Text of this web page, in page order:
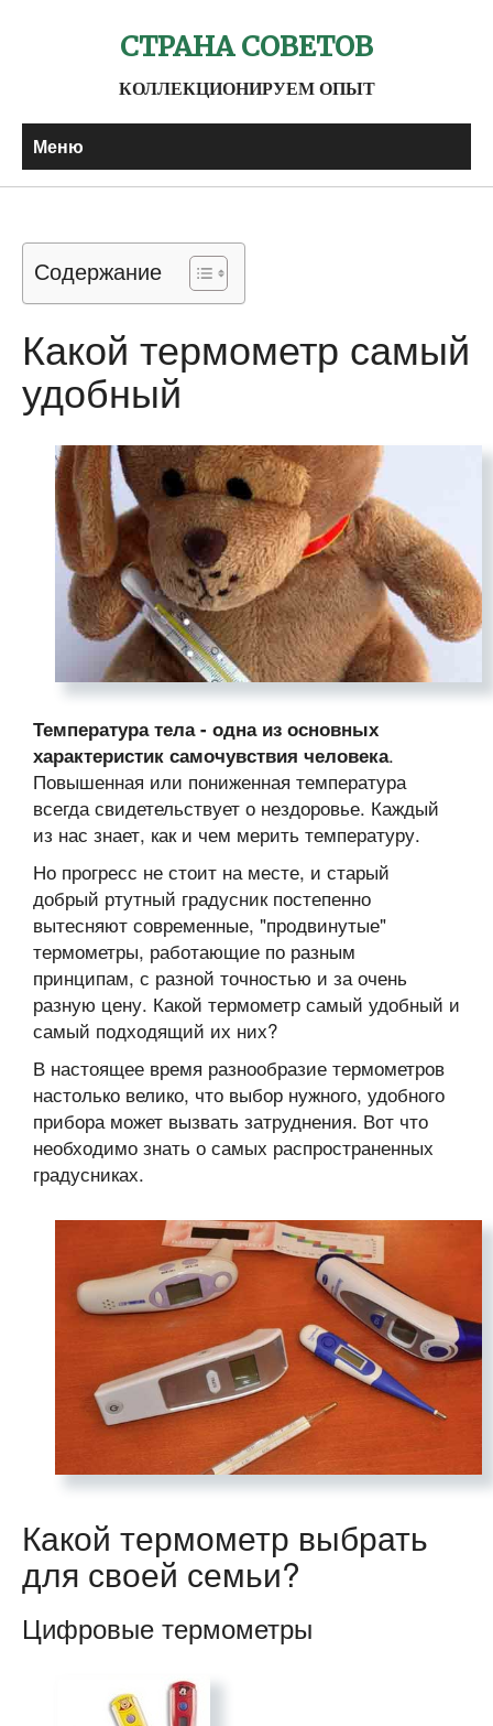
СТРАНА СОВЕТОВ
КОЛЛЕКЦИОНИРУЕМ ОПЫТ
Меню
Содержание
Какой термометр самый
удобный
Температура тела - одна из основных
характеристик самочувствия человека.
Повышенная или пониженная температура
всегда свидетельствует о нездоровье. Каждый
из нас знает, как и чем мерить температуру.
Но прогресс не стоит на месте, и старый
добрый ртутный градусник постепенно
вытесняют современные, "продвинутые"
термометры, работающие по разным
принципам, с разной точностью и за очень
разную цену. Какой термометр самый удобный и
самый подходящий их них?
В настоящее время разнообразие термометров
настолько велико, что выбор нужного, удобного
прибора может вызвать затруднения. Вот что
необходимо знать о самых распространенных
градусниках.
Какой термометр выбрать
для своей семьи?
Цифровые термометры